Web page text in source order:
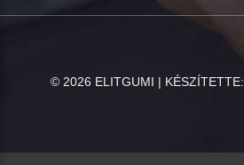
© 2026 ELITGUMI | KÉSZÍTETTE: